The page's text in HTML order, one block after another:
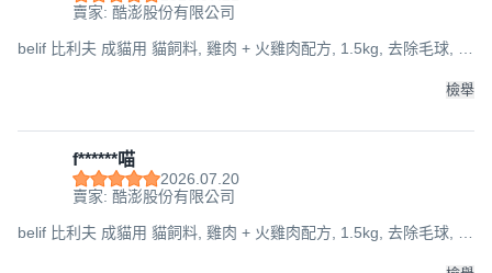
賣家: 酷澎股份有限公司
belif 比利夫 成貓用 貓飼料, 雞肉 + 火雞肉配方, 1.5kg, 去除毛球, 1
檢舉
f******喵
2026.07.20
賣家: 酷澎股份有限公司
belif 比利夫 成貓用 貓飼料, 雞肉 + 火雞肉配方, 1.5kg, 去除毛球, 1